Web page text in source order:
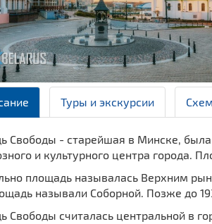
Туры и экскурсии
Свободы - старейшая в Минске, была
и культурного центра города.
площадь называлась Верхним
называли Соборной. Позже до
Свободы считалась центральной в